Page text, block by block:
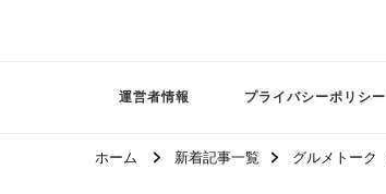
運営者情報 プライバシーポリシー
ホーム 新着記事一覧 グルメトーク